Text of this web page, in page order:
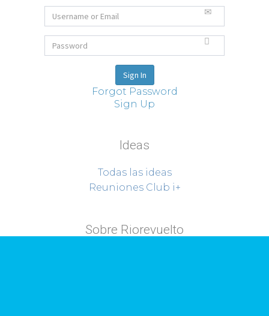
Forgot Password
Sign Up
Ideas
Todas las ideas
Reuniones Club i+
Sobre Riorevuelto